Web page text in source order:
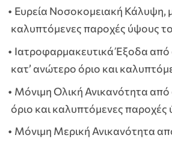
Ευρεία Νοσοκομειακή Κάλυψη,
καλυπτόμενες παροχές ύψους
Ιατροφαρμακευτικά Έξοδα
κατ’ ανώτερο όριο και
Μόνιμη Ολική Ανικανότητα
όριο και καλυπτόμενες
Μόνιμη Μερική Ανικανότητα